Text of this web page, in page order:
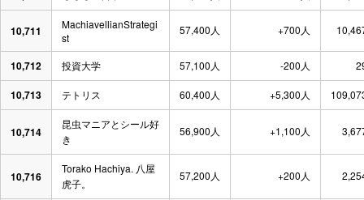
10,711
MachiavellianStrategi
st
57,400人 +700人
10,712 投資大学 57,100人 -200人
10,713 テトリス 60,400人 +5,300人
10,714
昆虫マニアとシール好
き
56,900人 +1,100人
10,716
Torako Hachiya. 八屋
虎子。
57,200人 +200人